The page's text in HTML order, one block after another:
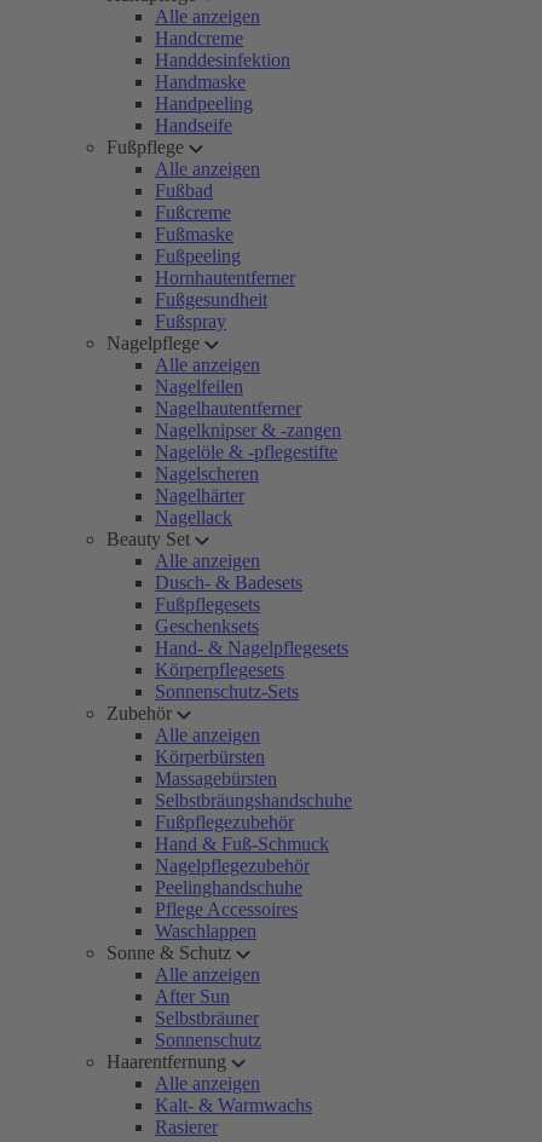
Alle anzeigen
Handcreme
Handdesinfektion
Handmaske
Handpeeling
Handseife
Fußpflege
Alle anzeigen
Fußbad
Fußcreme
Fußmaske
Fußpeeling
Hornhautentferner
Fußgesundheit
Fußspray
Nagelpflege
Alle anzeigen
Nagelfeilen
Nagelhautentferner
Nagelknipser & -zangen
Nagelöle & -pflegestifte
Nagelscheren
Nagelhärter
Nagellack
Beauty Set
Alle anzeigen
Dusch- & Badesets
Fußpflegesets
Geschenksets
Hand- & Nagelpflegesets
Körperpflegesets
Sonnenschutz-Sets
Zubehör
Alle anzeigen
Körperbürsten
Massagebürsten
Selbstbräungshandschuhe
Fußpflegezubehör
Hand & Fuß-Schmuck
Nagelpflegezubehör
Peelinghandschuhe
Pflege Accessoires
Waschlappen
Sonne & Schutz
Alle anzeigen
After Sun
Selbstbräuner
Sonnenschutz
Haarentfernung
Alle anzeigen
Kalt- & Warmwachs
Rasierer